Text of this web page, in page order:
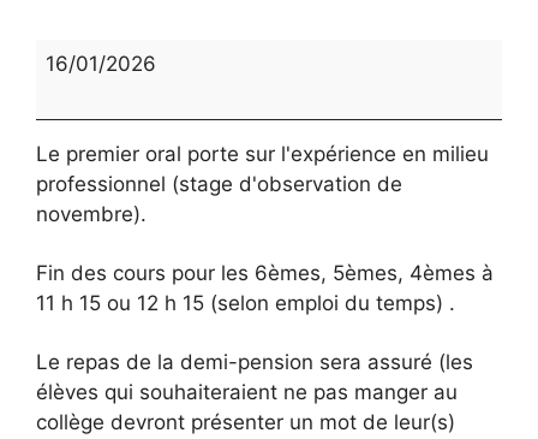
Premier
du
DNB
("oral
stage")
16/01/2026
Le premier oral porte sur l'expérience en milieu
professionnel (stage d'observation de
novembre).
Fin des cours pour les 6èmes, 5èmes, 4èmes à
11 h 15 ou 12 h 15 (selon emploi du temps) .
Le repas de la demi-pension sera assuré (les
élèves qui souhaiteraient ne pas manger au
collège devront présenter un mot de leur(s)